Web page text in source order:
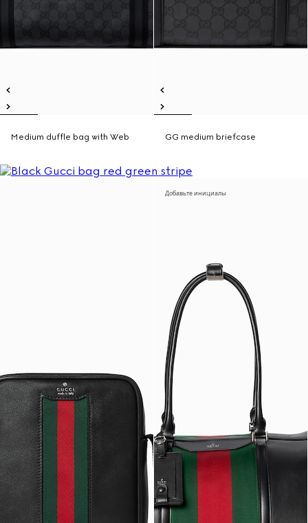
Medium duffle bag with Web GG medium briefcase
Добавьте инициалы